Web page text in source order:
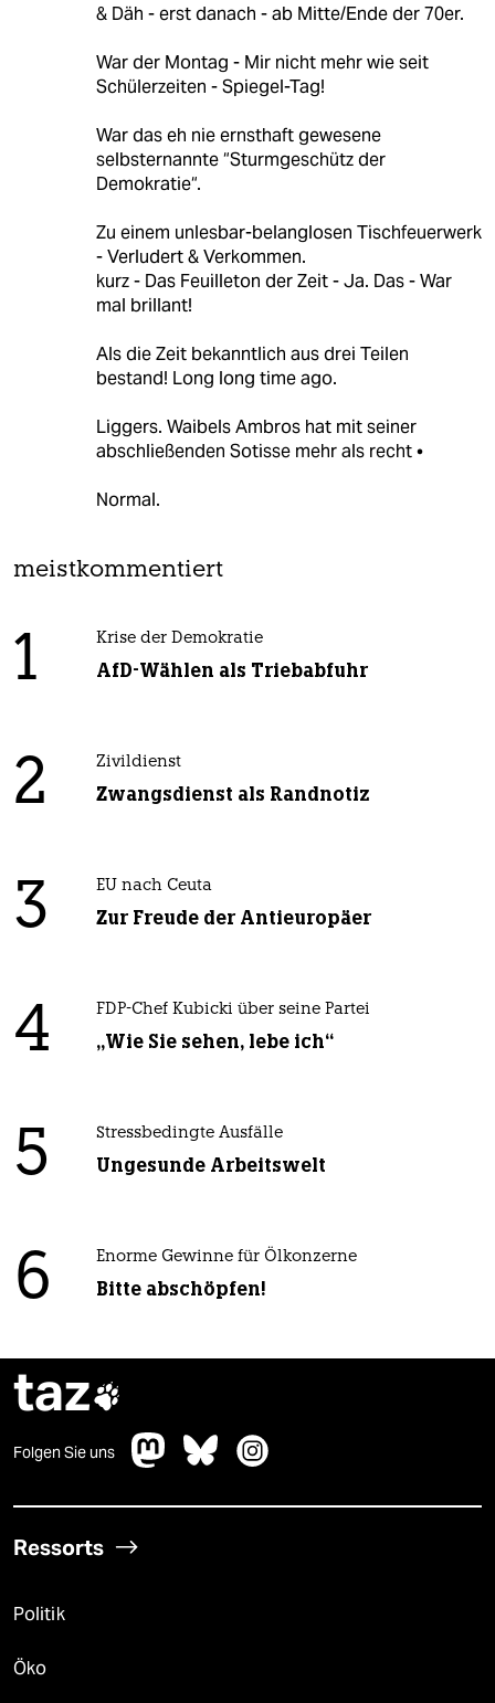
& Däh - erst danach - ab Mitte/Ende der 70er.
War der Montag - Mir nicht mehr wie seit
Schülerzeiten - Spiegel-Tag!
War das eh nie ernsthaft gewesene
selbsternannte “Sturmgeschütz der
Demokratie“.
Zu einem unlesbar-belanglosen Tischfeuerwerk
- Verludert & Verkommen.
kurz - Das Feuilleton der Zeit - Ja. Das - War
mal brillant!
Als die Zeit bekanntlich aus drei Teilen
bestand! Long long time ago.
Liggers. Waibels Ambros hat mit seiner
abschließenden Sotisse mehr als recht •
Normal.
meistkommentiert
1 Krise der Demokratie
AfD-Wählen als Triebabfuhr
2 Zivildienst
Zwangsdienst als Randnotiz
3 EU nach Ceuta
Zur Freude der Antieuropäer
4 FDP-Chef Kubicki über seine Partei
„Wie Sie sehen, lebe ich“
5 Stressbedingte Ausfälle
Ungesunde Arbeitswelt
6 Enorme Gewinne für Ölkonzerne
Bitte abschöpfen!
taz
Folgen Sie uns
Ressorts
Politik
Öko